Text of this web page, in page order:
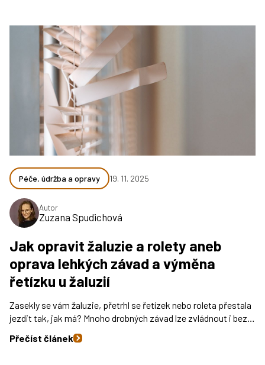
Péče, údržba a opravy 19. 11. 2025
Autor
Zuzana Spudichová
Jak opravit žaluzie a rolety aneb
oprava lehkých závad a výměna
řetízku u žaluzií
Zasekly se vám žaluzie, přetrhl se řetízek nebo roleta přestala
jezdit tak, jak má? Mnoho drobných závad lze zvládnout i bez…
Přečíst článek